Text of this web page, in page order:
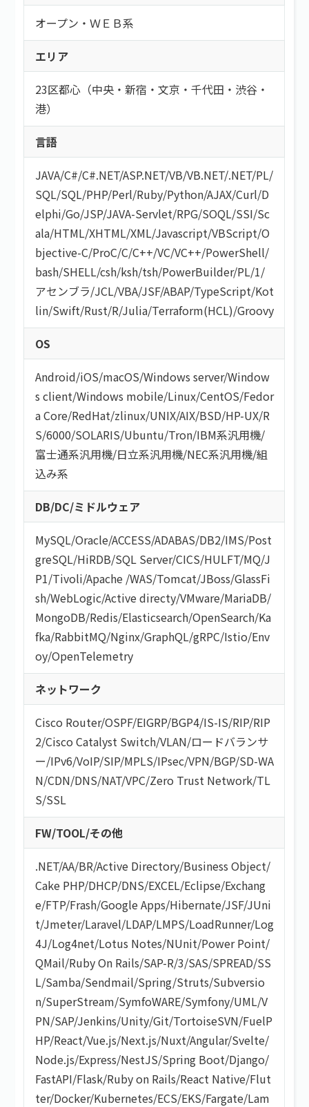
オープン・ＷＥＢ系
エリア
23区都心（中央・新宿・文京・千代田・渋谷・
港）
言語
JAVA/C#/C#.NET/ASP.NET/VB/VB.NET/.NET/PL/
SQL/SQL/PHP/Perl/Ruby/Python/AJAX/Curl/D
elphi/Go/JSP/JAVA-Servlet/RPG/SOQL/SSI/Sc
ala/HTML/XHTML/XML/Javascript/VBScript/O
bjective-C/ProC/C/C++/VC/VC++/PowerShell/
bash/SHELL/csh/ksh/tsh/PowerBuilder/PL/1/
アセンブラ/JCL/VBA/JSF/ABAP/TypeScript/Kot
lin/Swift/Rust/R/Julia/Terraform(HCL)/Groovy
OS
Android/iOS/macOS/Windows server/Window
s client/Windows mobile/Linux/CentOS/Fedor
a Core/RedHat/zlinux/UNIX/AIX/BSD/HP-UX/R
S/6000/SOLARIS/Ubuntu/Tron/IBM系汎用機/
富士通系汎用機/日立系汎用機/NEC系汎用機/組
込み系
DB/DC/ミドルウェア
MySQL/Oracle/ACCESS/ADABAS/DB2/IMS/Post
greSQL/HiRDB/SQL Server/CICS/HULFT/MQ/J
P1/Tivoli/Apache /WAS/Tomcat/JBoss/GlassFi
sh/WebLogic/Active directy/VMware/MariaDB/
MongoDB/Redis/Elasticsearch/OpenSearch/Ka
fka/RabbitMQ/Nginx/GraphQL/gRPC/Istio/Env
oy/OpenTelemetry
ネットワーク
Cisco Router/OSPF/EIGRP/BGP4/IS-IS/RIP/RIP
2/Cisco Catalyst Switch/VLAN/ロードバランサ
ー/IPv6/VoIP/SIP/MPLS/IPsec/VPN/BGP/SD-WA
N/CDN/DNS/NAT/VPC/Zero Trust Network/TL
S/SSL
FW/TOOL/その他
.NET/AA/BR/Active Directory/Business Object/
Cake PHP/DHCP/DNS/EXCEL/Eclipse/Exchang
e/FTP/Frash/Google Apps/Hibernate/JSF/JUni
t/Jmeter/Laravel/LDAP/LMPS/LoadRunner/Log
4J/Log4net/Lotus Notes/NUnit/Power Point/
QMail/Ruby On Rails/SAP-R/3/SAS/SPREAD/SS
L/Samba/Sendmail/Spring/Struts/Subversio
n/SuperStream/SymfoWARE/Symfony/UML/V
PN/SAP/Jenkins/Unity/Git/TortoiseSVN/FuelP
HP/React/Vue.js/Next.js/Nuxt/Angular/Svelte/
Node.js/Express/NestJS/Spring Boot/Django/
FastAPI/Flask/Ruby on Rails/React Native/Flut
ter/Docker/Kubernetes/ECS/EKS/Fargate/Lam